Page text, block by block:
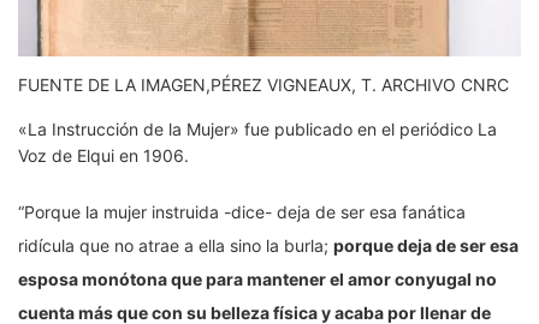
FUENTE DE LA IMAGEN,PÉREZ VIGNEAUX, T. ARCHIVO CNRC
«La Instrucción de la Mujer» fue publicado en el periódico La
Voz de Elqui en 1906.
“Porque la mujer instruida -dice- deja de ser esa fanática
ridícula que no atrae a ella sino la burla; porque deja de ser esa
esposa monótona que para mantener el amor conyugal no
cuenta más que con su belleza física y acaba por llenar de